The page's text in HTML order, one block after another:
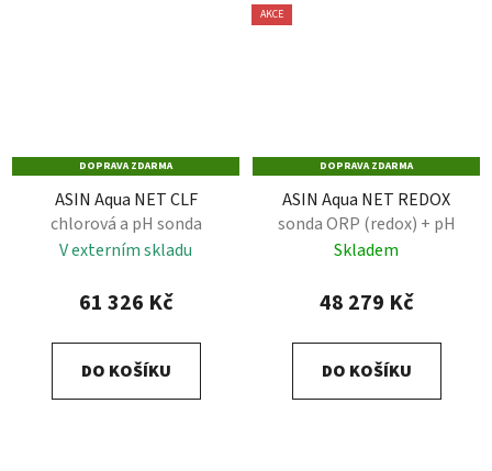
DOPRAVA ZDARMA
ASIN Aqua NET CLF
chlorová a pH sonda
V externím skladu
61 326 Kč
DO KOŠÍKU
AKCE
DOPRAVA ZDARMA
ASIN Aqua NET REDOX
sonda ORP (redox) + pH
Skladem
48 279 Kč
DO KOŠÍKU